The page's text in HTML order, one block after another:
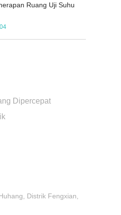
Ruang Uji Suhu
Dipercepat
Distrik Fengxian,